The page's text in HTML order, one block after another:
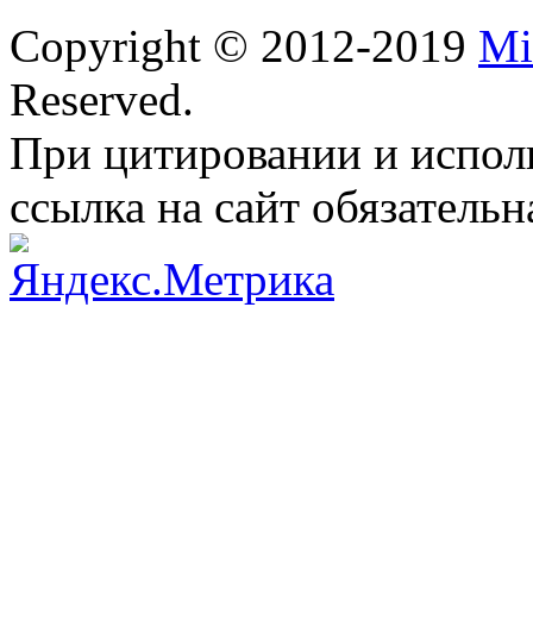
Copyright © 2012-2019
Reserved.
При цитировании и
ссылка на сайт